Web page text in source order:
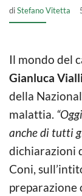
diStefano Vitetta
Il mondo del
Gianluca
della
malattia.
anche di tutti
dichiarazioni
Coni,
preparazione